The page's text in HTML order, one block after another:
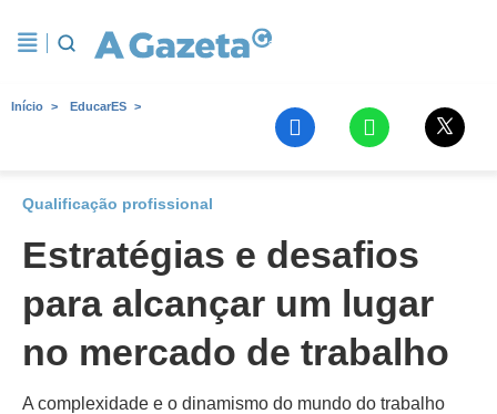
Início EducarES
Qualificação profissional
Estratégias e desafios
para alcançar um lugar
no mercado de trabalho
A complexidade e o dinamismo do mundo do trabalho